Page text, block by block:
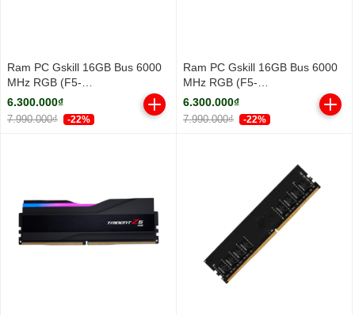
Ram PC Gskill 16GB Bus 6000
MHz RGB (F5-
6000J3636F16GX1-TZ5RW)
6.300.000₫
7.990.000₫ -22%
Ram PC Gskill 16GB Bus 6000
MHz RGB (F5-
6000J3636F16GX1-TZ5RS)
6.300.000₫
7.990.000₫ -22%